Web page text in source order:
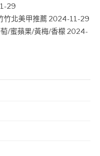
29
竹北美甲推薦 2024-11-29
/蜜蘋果/黃梅/香檬 2024-